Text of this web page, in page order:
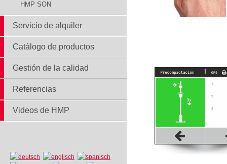
HMP SON
Servicio de alquiler
Catálogo de productos
Gestión de la calidad
Referencias
Videos de HMP